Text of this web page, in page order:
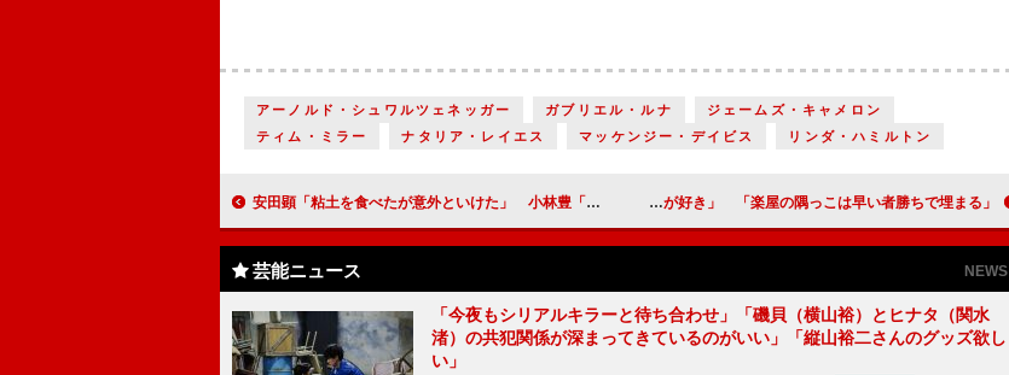
アーノルド・シュワルツェネッガー ガブリエル・ルナ
ジェームズ・キャメロン
ティム・ミラー
ナタリア・レイエス マッケンジー・デイビス リンダ・ハミルトン
安田顕「粘土を食べたが意外といけた」 小林豊「常滑は昔ながらのいい所」 井ノ原快彦「Ｖ６もみんな隅っこが好き」 「楽屋の隅っこは早い者勝ちで埋まる」
芸能ニュース NEWS
「今夜もシリアルキラーと待ち合わせ」「磯貝（横山裕）とヒナタ（関水
渚）の共犯関係が深まってきているのがいい」「縦山裕二さんのグッズ欲し
い」